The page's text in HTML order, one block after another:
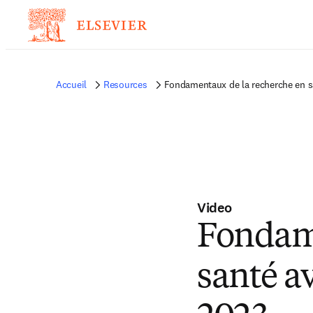
Accueil Resources Fondamentaux de la recherche en
Video
santé